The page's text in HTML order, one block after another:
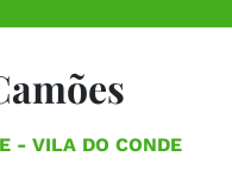
- VILA DO CONDE